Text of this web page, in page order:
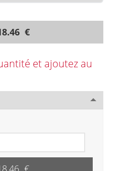
€
et ajoutez au
€